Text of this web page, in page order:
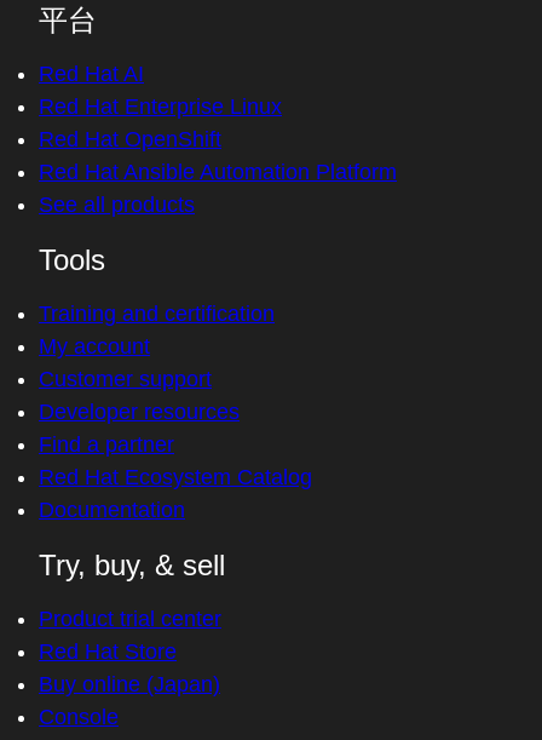
平台
Red Hat AI
Red Hat Enterprise Linux
Red Hat OpenShift
Red Hat Ansible Automation Platform
See all products
Tools
Training and certification
My account
Customer support
Developer resources
Find a partner
Red Hat Ecosystem Catalog
Documentation
Try, buy, & sell
Product trial center
Red Hat Store
Buy online (Japan)
Console